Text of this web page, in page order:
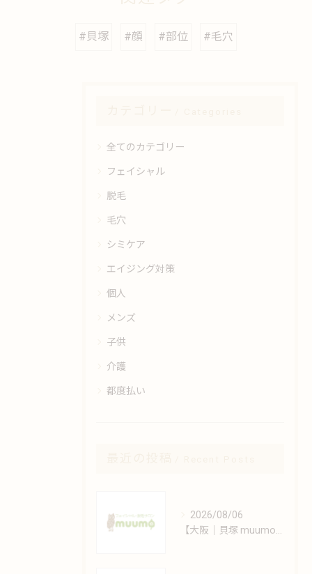
#貝塚 #顔 #部位 #毛穴
全てのカテゴリー
フェイシャル
脱毛
毛穴
シミケア
エイジング対策
個人
メンズ
子供
介護
都度払い
2026/08/06